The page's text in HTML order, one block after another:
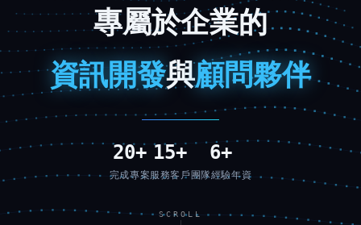
專屬於企業的
資訊開發與顧問夥伴
20+
完成專案
15+
服務客戶
6+
團隊經驗年資
SCROLL